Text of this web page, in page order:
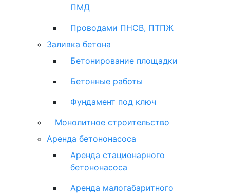
ПМД
Проводами ПНСВ, ПТПЖ
Заливка бетона
Бетонирование площадки
Бетонные работы
Фундамент под ключ
Монолитное строительство
Аренда бетононасоса
Аренда стационарного
бетононасоса
Аренда малогабаритного